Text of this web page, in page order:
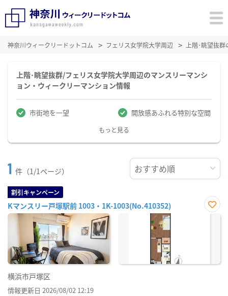
神奈川ウィークリードットコム フェリス女学院大学周辺 上階･眺望抜
上階･眺望抜群/フェリス女学院大学周辺のマンスリーマンシ
ョン・ウィークリーマンション情報
市街地を一望 開放感あふれる特別な空間
もっと見る
1 件（1/1ページ）
割引キャンペーン
Kマンスリー戸塚駅前 1003・1K-1003(No.410352)
お気
横浜市戸塚区
情報更新日 2026/08/02 12:19